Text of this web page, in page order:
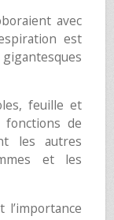
avec
est
feuille et
fonctions de
les autres
et les